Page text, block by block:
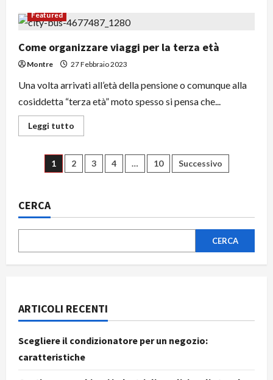
Turismo
enogastronomico
Torino:
le
nuove
professioni
Featured
Come organizzare viaggi per la terza età
Montre 27 Febbraio 2023
Una volta arrivati all’età della pensione o comunque alla
cosiddetta “terza età” moto spesso si pensa che...
Leggi tutto
di
Come
organizzare
viaggi
Paginazione
articoli
1 2 3 4 … 10 Successivo
CERCA
CERCA
ARTICOLI RECENTI
Scegliere il condizionatore per un negozio:
caratteristiche